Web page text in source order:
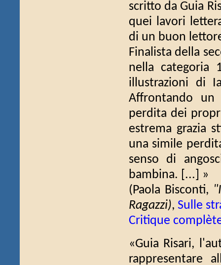
scritto da Guia
quei lavori
di un buon
Finalista della
nella categoria
illustrazioni di
Affrontando
perdita dei
estrema grazia
una simile
senso di
bambina. [...] »
(Paola Bisconti,
Ragazzi), Sulle
Critique
«Guia Risari,
rappresentare